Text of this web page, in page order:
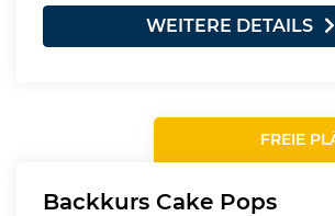
WEITERE DETAILS
FREIE
Backkurs Cake Pops